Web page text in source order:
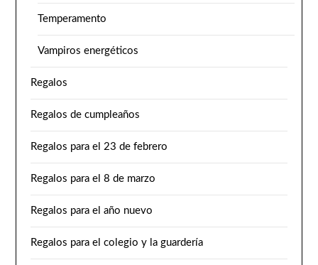
Temperamento
Vampiros energéticos
Regalos
Regalos de cumpleaños
Regalos para el 23 de febrero
Regalos para el 8 de marzo
Regalos para el año nuevo
Regalos para el colegio y la guardería